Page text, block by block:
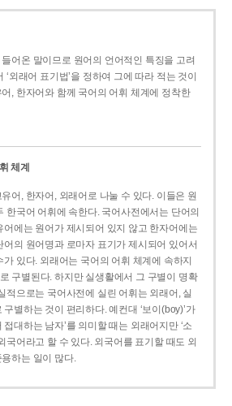
어온 말이므로 원어의 언어적인 특징을 고려
외래어 표기법’을 정하여 그에 따라 적는 것이
, 한자어와 함께 국어의 어휘 체계에 정착한
체계
어, 한자어, 외래어로 나눌 수 있다. 이들은 원
한국어 어휘에 속한다. 국어사전에서는 단어의
어에는 원어가 제시되어 있지 않고 한자어에는
어의 원어명과 로마자 표기가 제시되어 있어서
있다. 외래어는 국어의 어휘 체계에 속하지
구별된다. 하지만 실생활에서 그 구별이 명확
적으로는 국어사전에 실린 어휘는 외래어, 실
별하는 것이 편리하다. 예컨대 ‘보이(boy)’가
대하는 남자’를 의미할 때는 외래어지만 ‘소
국어라고 할 수 있다. 외국어를 표기할 때도 외
하는 일이 많다.